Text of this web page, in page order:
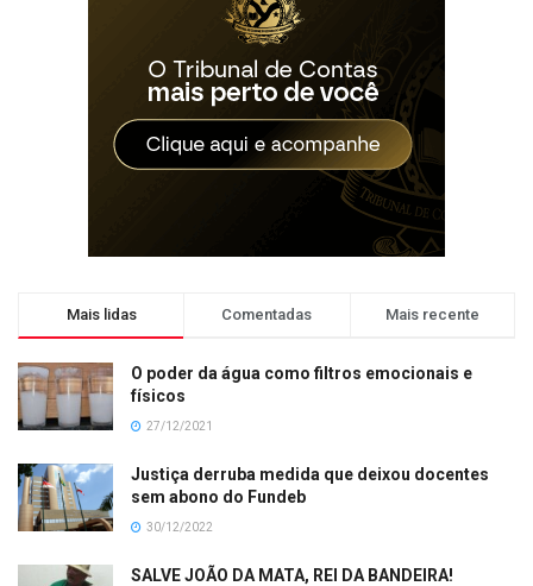
Mais lidas Comentadas Mais recente
O poder da água como filtros emocionais e
físicos
27/12/2021
Justiça derruba medida que deixou docentes
sem abono do Fundeb
30/12/2022
SALVE JOÃO DA MATA, REI DA BANDEIRA!